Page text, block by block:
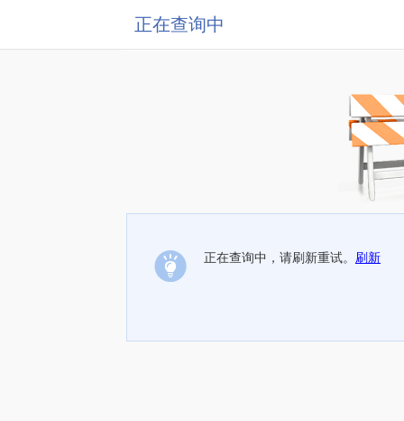
正在查询中
正在查询中，请刷新重试。 刷新